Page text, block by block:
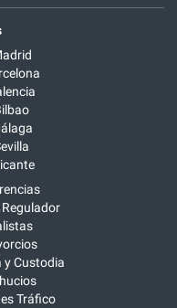
y Custodia
Tráfico